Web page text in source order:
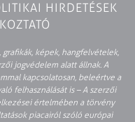
HIRDETÉSEK
képek, hangfelvételek,
jogvédelem alatt állnak. A
kapcsolatosan, beleértve a
felhasználását is – A szerzői
értelmében a törvény
piacairól szóló európai